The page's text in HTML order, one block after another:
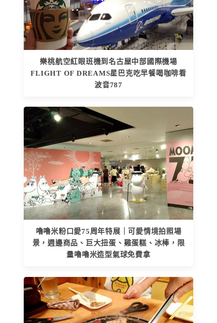
樂桃航空紅眼班機到名古屋中部國際機場
FLIGHT OF DREAMS星巴克吃早餐喝咖啡看
波音787
嚕嚕米粉口愛75周年特展｜可愛情境拍照場
景，週邊商品、巨大扭蛋、雞蛋糕、冰棒，限
量嚕嚕米造型氣球免費拿